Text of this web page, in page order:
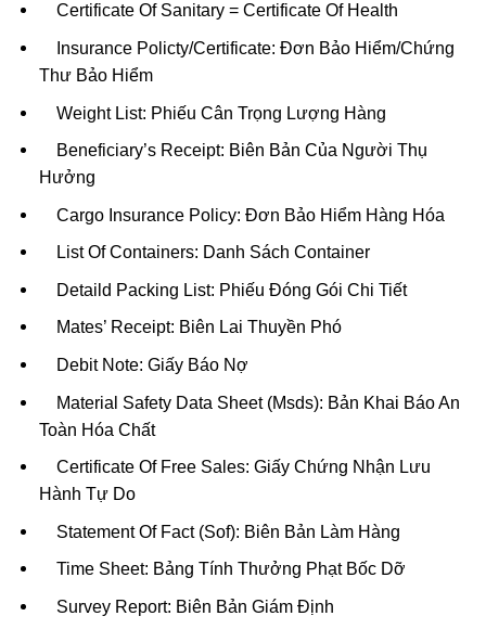
Certificate Of Sanitary = Certificate Of Health
Insurance Policty/Certificate: Đơn Bảo Hiểm/Chứng
Thư Bảo Hiểm
Weight List: Phiếu Cân Trọng Lượng Hàng
Beneficiary’s Receipt: Biên Bản Của Người Thụ
Hưởng
Cargo Insurance Policy: Đơn Bảo Hiểm Hàng Hóa
List Of Containers: Danh Sách Container
Detaild Packing List: Phiếu Đóng Gói Chi Tiết
Mates’ Receipt: Biên Lai Thuyền Phó
Debit Note: Giấy Báo Nợ
Material Safety Data Sheet (Msds): Bản Khai Báo An
Toàn Hóa Chất
Certificate Of Free Sales: Giấy Chứng Nhận Lưu
Hành Tự Do
Statement Of Fact (Sof): Biên Bản Làm Hàng
Time Sheet: Bảng Tính Thưởng Phạt Bốc Dỡ
Survey Report: Biên Bản Giám Định